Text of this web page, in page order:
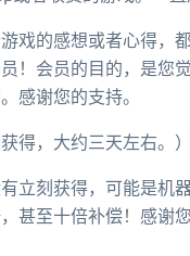
戏的感想或者心得，
！会员的目的，是您
感谢您的支持。
得，大约三天左右。）
有立刻获得，可能是机
甚至十倍补偿！感谢